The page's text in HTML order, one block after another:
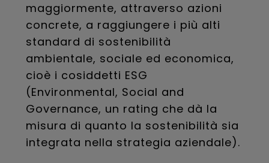
maggiormente, attraverso azioni
concrete, a raggiungere i più alti
standard di sostenibilità
ambientale, sociale ed economica,
cioè i cosiddetti ESG
(Environmental, Social and
Governance, un rating che dà la
misura di quanto la sostenibilità sia
integrata nella strategia aziendale).